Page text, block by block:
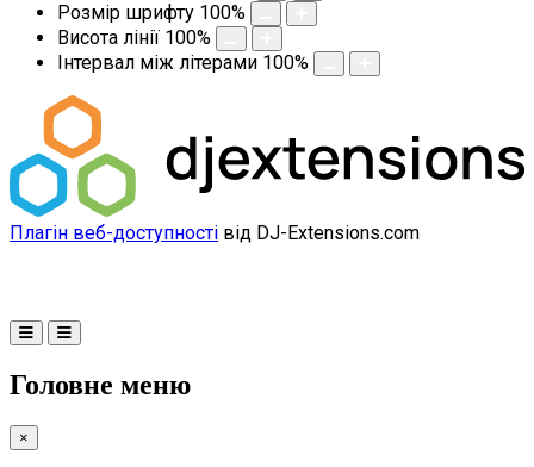
Розмір шрифту 100%
Висота лінії 100%
Інтервал між літерами 100%
Плагін веб-доступності від DJ-Extensions.com
Головне меню
×